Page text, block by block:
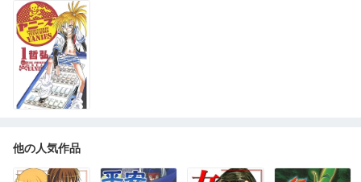
他の人気作品